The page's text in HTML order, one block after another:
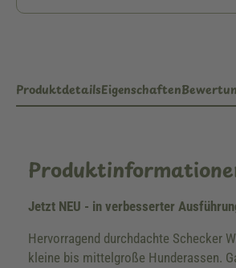
ProduktdetailsEigenschaften
Jetzt NEU - in verbesserter
Hervorragend durchdachte Schecker
kleine bis mittelgroße Hunderassen.